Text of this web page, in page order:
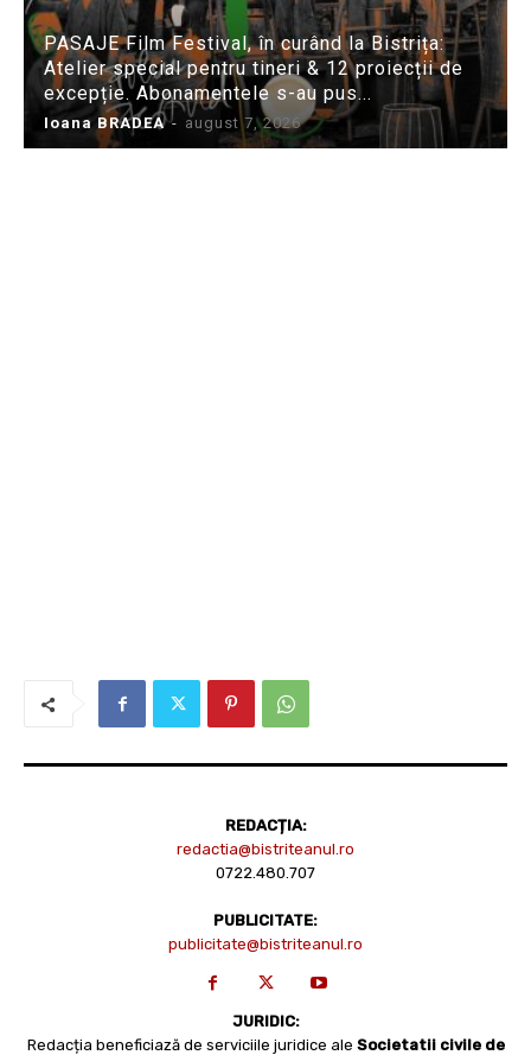
PASAJE Film Festival, în curând la Bistrița:
Atelier special pentru tineri & 12 proiecții de
excepție. Abonamentele s-au pus...
Ioana BRADEA - august 7, 2026
REDACȚIA:
redactia@bistriteanul.ro
0722.480.707
PUBLICITATE:
publicitate@bistriteanul.ro
JURIDIC:
Redacția beneficiază de serviciile juridice ale Societatii civile de